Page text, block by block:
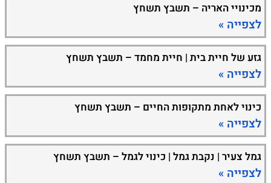
מכינויי האריה – תשבץ תשחץ
לצפייה »
גזע של חיית בית | חיית מחמד – תשבץ תשחץ
לצפייה »
כינוי לאחת מתקופות החיים – תשבץ תשחץ
לצפייה »
גמל צעיר | נקבת גמל | כינוי לגמל – תשבץ תשחץ
לצפייה »